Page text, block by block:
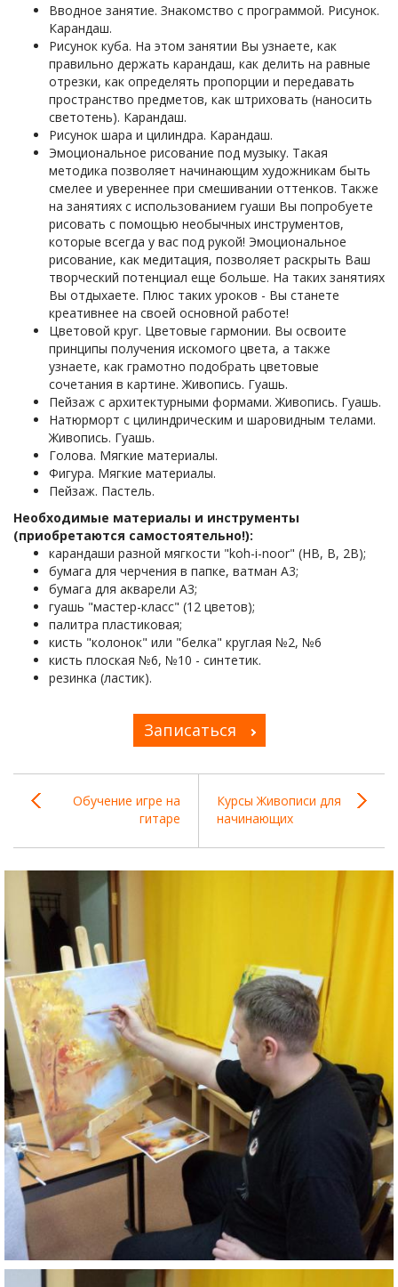
Вводное занятие. Знакомство с программой. Рисунок.
Карандаш.
Рисунок куба. На этом занятии Вы узнаете, как
правильно держать карандаш, как делить на равные
отрезки, как определять пропорции и передавать
пространство предметов, как штриховать (наносить
светотень). Карандаш.
Рисунок шара и цилиндра. Карандаш.
Эмоциональное рисование под музыку. Такая
методика позволяет начинающим художникам быть
смелее и увереннее при смешивании оттенков. Также
на занятиях с использованием гуаши Вы попробуете
рисовать с помощью необычных инструментов,
которые всегда у вас под рукой! Эмоциональное
рисование, как медитация, позволяет раскрыть Ваш
творческий потенциал еще больше. На таких занятиях
Вы отдыхаете. Плюс таких уроков - Вы станете
креативнее на своей основной работе!
Цветовой круг. Цветовые гармонии. Вы освоите
принципы получения искомого цвета, а также
узнаете, как грамотно подобрать цветовые
сочетания в картине. Живопись. Гуашь.
Пейзаж с архитектурными формами. Живопись. Гуашь.
Натюрморт с цилиндрическим и шаровидным телами.
Живопись. Гуашь.
Голова. Мягкие материалы.
Фигура. Мягкие материалы.
Пейзаж. Пастель.
Необходимые материалы и инструменты
(приобретаются самостоятельно!):
карандаши разной мягкости "koh-i-noor" (НВ, В, 2В);
бумага для черчения в папке, ватман А3;
бумага для акварели А3;
гуашь "мастер-класс" (12 цветов);
палитра пластиковая;
кисть "колонок" или "белка" круглая №2, №6
кисть плоская №6, №10 - синтетик.
резинка (ластик).
Записаться
Обучение игре на
гитаре
Курсы Живописи для
начинающих